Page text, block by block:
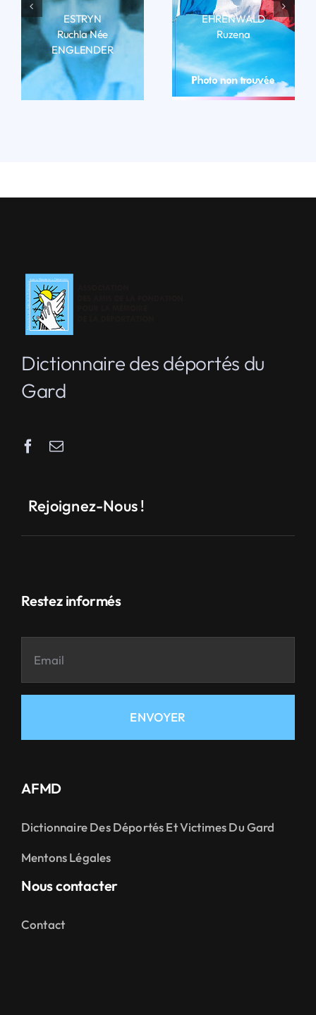
ESTRYN
Ruchla Née
ENGLENDER
LIRE LA BIO
EHRENWALD
Ruzena
LIRE LA BIO
Dictionnaire des déportés du
Gard
Rejoignez-Nous !
Restez informés
ENVOYER
AFMD
Dictionnaire Des Déportés Et Victimes Du Gard
Mentons Légales
Nous contacter
Contact